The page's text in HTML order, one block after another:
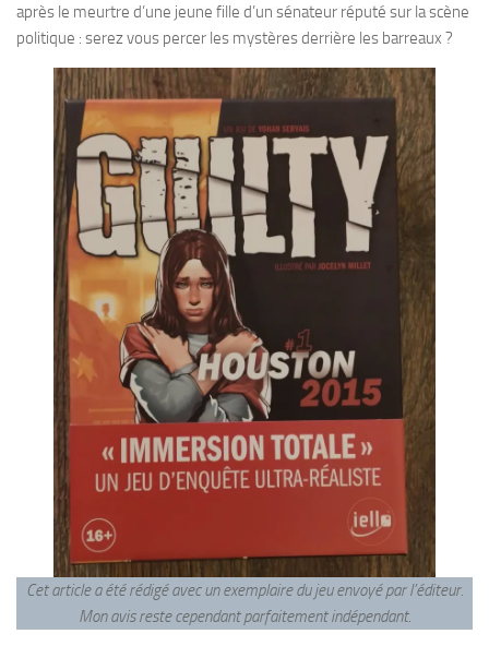
après le meurtre d’une jeune fille d’un sénateur réputé sur la scène
politique : serez vous percer les mystères derrière les barreaux ?
Cet article a été rédigé avec un exemplaire du jeu envoyé par l’éditeur.
Mon avis reste cependant parfaitement indépendant.